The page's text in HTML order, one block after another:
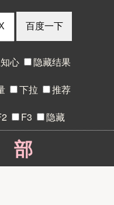
心 隐藏结果
下拉 推荐
F3 隐藏